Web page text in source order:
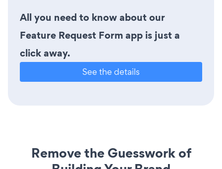
All you need to know about our
Feature Request Form app is just a
click away.
See the details
Remove the Guesswork of